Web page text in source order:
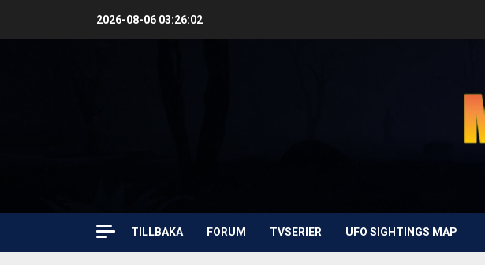
2026-08-06 03:26:03
TILLBAKA FORUM TVSERIER UFO SIGHTINGS MAP